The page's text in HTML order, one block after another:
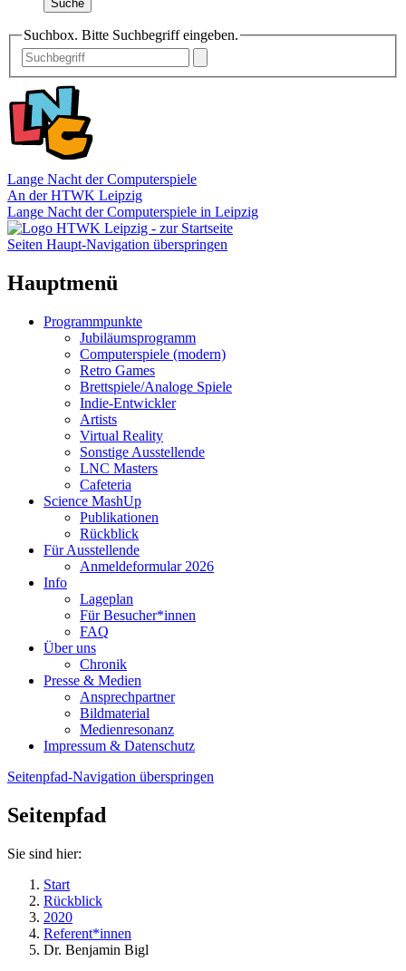
Suche
Suchbox. Bitte Suchbegriff eingeben.
Lange Nacht der Computerspiele
An der HTWK Leipzig
Lange Nacht der Computerspiele in Leipzig
Seiten Haupt-Navigation überspringen
Hauptmenü
Programmpunkte
Jubiläumsprogramm
Computerspiele (modern)
Retro Games
Brettspiele/Analoge Spiele
Indie-Entwickler
Artists
Virtual Reality
Sonstige Ausstellende
LNC Masters
Cafeteria
Science MashUp
Publikationen
Rückblick
Für Ausstellende
Anmeldeformular 2026
Info
Lageplan
Für Besucher*innen
FAQ
Über uns
Chronik
Presse & Medien
Ansprechpartner
Bildmaterial
Medienresonanz
Impressum & Datenschutz
Seitenpfad-Navigation überspringen
Seitenpfad
Sie sind hier:
Start
Rückblick
2020
Referent*innen
Dr. Benjamin Bigl